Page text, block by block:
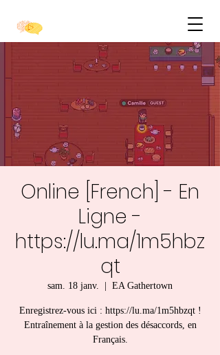
Online [French] - En
Ligne -
https://lu.ma/1m5hbz
qt
sam. 18 janv. EA Gathertown
Enregistrez-vous ici : https://lu.ma/1m5hbzqt !
Entraînement à la gestion des désaccords, en
Français.